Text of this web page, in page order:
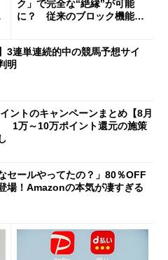
ク」で完全な“絶縁”が可能
に？ 従来のブロック機能と
3連単連続的中の競馬予想サイ
明
ントのキャンペーンまとめ【8月
1万～10万ポイント還元の施策
セールやってたの？」80％OFF
場！Amazonの本気が凄すぎる